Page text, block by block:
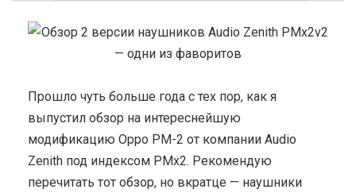
Прошло чуть больше года с тех пор, как я
выпустил обзор на интереснейшую
модификацию Oppo PM-2 от компании Audio
Zenith под индексом PMx2. Рекомендую
перечитать тот обзор, но вкратце — наушники